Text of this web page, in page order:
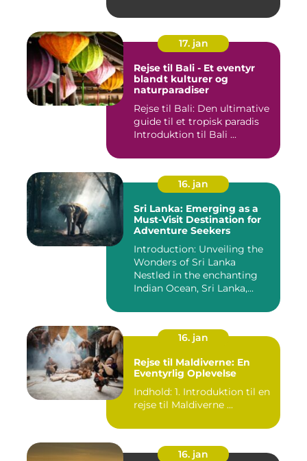
17. jan
Rejse til Bali - Et eventyr
blandt kulturer og
naturparadiser
Rejse til Bali: Den ultimative
guide til et tropisk paradis
Introduktion til Bali ...
16. jan
Sri Lanka: Emerging as a
Must-Visit Destination for
Adventure Seekers
Introduction: Unveiling the
Wonders of Sri Lanka
Nestled in the enchanting
Indian Ocean, Sri Lanka,...
16. jan
Rejse til Maldiverne: En
Eventyrlig Oplevelse
Indhold: 1. Introduktion til en
rejse til Maldiverne ...
16. jan